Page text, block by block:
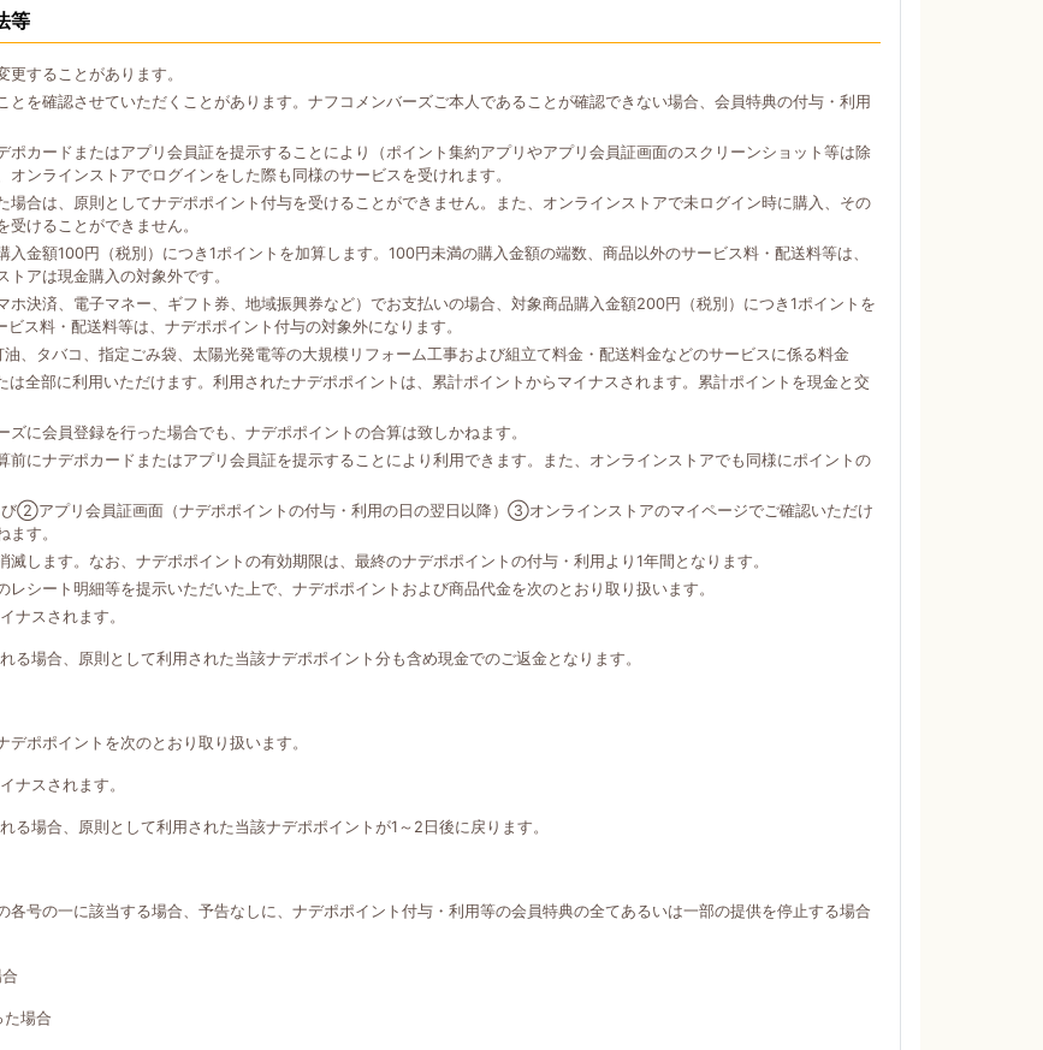
等
することがあります。
を確認させていただくことがあります。ナフコメンバーズご本人であることが確認できない場合、会員特典の付与・利用
カードまたはアプリ会員証を提示することにより（ポイント集約アプリやアプリ会員証画面のスクリーンショット等は除
ンラインストアでログインをした際も同様のサービスを受けれます。
合は、原則としてナデポポイント付与を受けることができません。また、オンラインストアで未ログイン時に購入、その
けることができません。
金額100円（税別）につき1ポイントを加算します。100円未満の購入金額の端数、商品以外のサービス料・配送料等は、
アは現金購入の対象外です。
決済、電子マネー、ギフト券、地域振興券など）でお支払いの場合、対象商品購入金額200円（税別）につき1ポイントを
ス料・配送料等は、ナデポポイント付与の対象外になります。
タバコ、指定ごみ袋、太陽光発電等の大規模リフォーム工事および組立て料金・配送料金などのサービスに係る料金
全部に利用いただけます。利用されたナデポポイントは、累計ポイントからマイナスされます。累計ポイントを現金と交
に会員登録を行った場合でも、ナデポポイントの合算は致しかねます。
にナデポカードまたはアプリ会員証を提示することにより利用できます。また、オンラインストアでも同様にポイントの
②アプリ会員証画面（ナデポポイントの付与・利用の日の翌日以降）③オンラインストアのマイページでご確認いただけ
す。
します。なお、ナデポポイントの有効期限は、最終のナデポポイントの付与・利用より1年間となります。
シート明細等を提示いただいた上で、ナデポポイントおよび商品代金を次のとおり取り扱います。
ナスされます。
る場合、原則として利用された当該ナデポポイント分も含め現金でのご返金となります。
ポポイントを次のとおり取り扱います。
ナスされます。
る場合、原則として利用された当該ナデポポイントが1～2日後に戻ります。
号の一に該当する場合、予告なしに、ナデポポイント付与・利用等の会員特典の全てあるいは一部の提供を停止する場合
た場合